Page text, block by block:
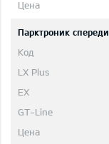
Парктроник спереди